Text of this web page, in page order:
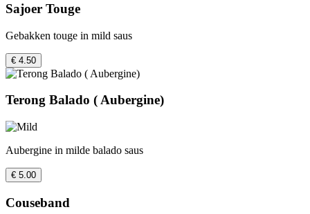
Sajoer Touge
Gebakken touge in mild saus
€ 4.50
Terong Balado ( Aubergine)
Aubergine in milde balado saus
€ 5.00
Couseband